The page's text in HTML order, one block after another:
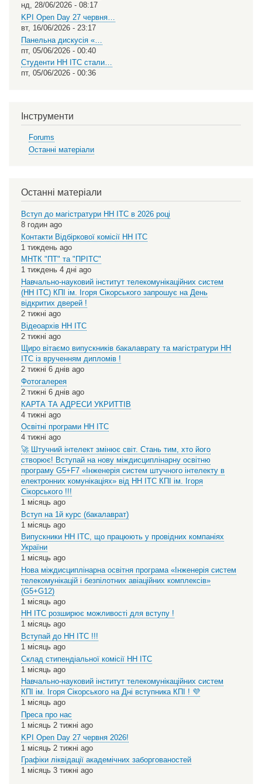
нд, 28/06/2026 - 08:17
KPI Open Day 27 червня…
вт, 16/06/2026 - 23:17
Панельна дискусія «…
пт, 05/06/2026 - 00:40
Студенти НН ІТС стали…
пт, 05/06/2026 - 00:36
Інструменти
Forums
Останні матеріали
Останні матеріали
Вступ до магістратури НН ІТС в 2026 році
8 годин ago
Контакти Відбіркової комісії НН ІТС
1 тиждень ago
МНТК "ПТ" та "ПРІТС"
1 тиждень 4 дні ago
Навчально-науковий інститут телекомунікаційних систем
(НН ІТС) КПІ ім. Ігоря Сікорського запрошує на День
відкритих дверей !
2 тижні ago
Відеоархів НН ІТС
2 тижні ago
Щиро вітаємо випускників бакалаврату та магістратури НН
ІТС із врученням дипломів !
2 тижні 6 днів ago
Фотогалерея
2 тижні 6 днів ago
КАРТА ТА АДРЕСИ УКРИТТІВ
4 тижні ago
Освітні програми НН ІТС
4 тижні ago
🚀 Штучний інтелект змінює світ. Стань тим, хто його
створює! Вступай на нову міждисциплінарну освітню
програму G5+F7 «Інженерія систем штучного інтелекту в
електронних комунікаціях» від НН ІТС КПІ ім. Ігоря
Сікорського !!!
1 місяць ago
Вступ на 1й курс (бакалаврат)
1 місяць ago
Випускники НН ІТС, що працюють у провідних компаніях
України
1 місяць ago
Нова міждисциплінарна освітня програма «Інженерія систем
телекомунікацій і безпілотних авіаційних комплексів»
(G5+G12)
1 місяць ago
НН ІТС розширює можливості для вступу !
1 місяць ago
Вступай до НН ІТС !!!
1 місяць ago
Склад стипендіальної комісії НН ІТС
1 місяць ago
Навчально-науковий інститут телекомунікаційних систем
КПІ ім. Ігоря Сікорського на Дні вступника КПІ ! 💜
1 місяць ago
Преса про нас
1 місяць 2 тижні ago
KPI Open Day 27 червня 2026!
1 місяць 2 тижні ago
Графіки ліквідації академічних заборгованостей
1 місяць 3 тижні ago